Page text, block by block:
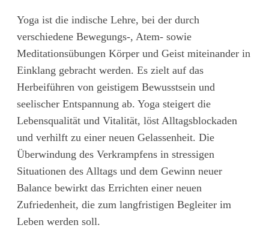
Yoga ist die indische Lehre, bei der durch
verschiedene Bewegungs-, Atem- sowie
Meditationsübungen Körper und Geist miteinander in
Einklang gebracht werden. Es zielt auf das
Herbeiführen von geistigem Bewusstsein und
seelischer Entspannung ab. Yoga steigert die
Lebensqualität und Vitalität, löst Alltagsblockaden
und verhilft zu einer neuen Gelassenheit. Die
Überwindung des Verkrampfens in stressigen
Situationen des Alltags und dem Gewinn neuer
Balance bewirkt das Errichten einer neuen
Zufriedenheit, die zum langfristigen Begleiter im
Leben werden soll.